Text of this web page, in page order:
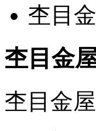
杢目
杢目金
杢目金